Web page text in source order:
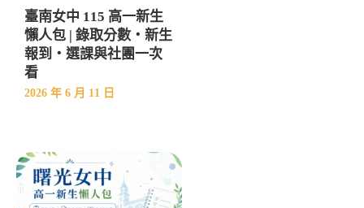
臺南女中 115 高一新生
懶人包 | 錄取分數・新生
報到・選課與社團一次
看
2026 年 6 月 11 日